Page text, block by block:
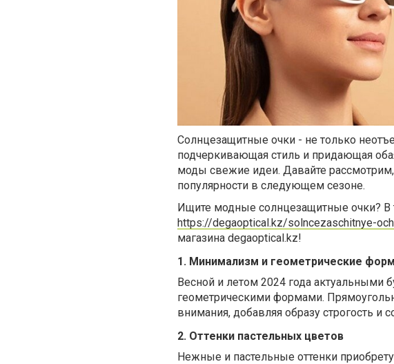
Солнцезащитные очки - не только
подчеркивающая стиль и придающая
моды свежие идеи. Давайте
популярности в следующем сезоне.
Ищите модные солнцезащитные очки? В
https://degaoptical.kz/solncezaschitnye-
магазина degaoptical.kz!
1. Минимализм и геометрические
Весной и летом 2024 года актуальными
геометрическими формами.
внимания, добавляя образу строгость и
2. Оттенки пастельных цветов
Нежные и пастельные оттенки